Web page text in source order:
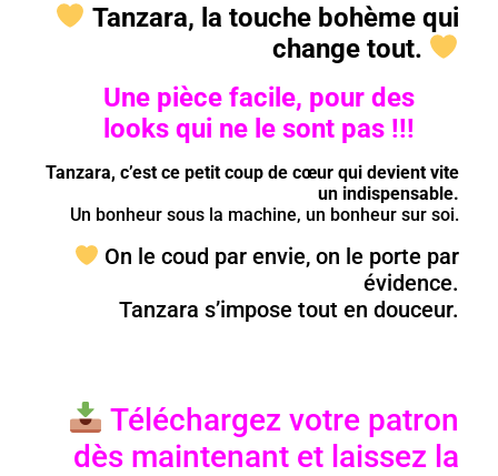
Tanzara, la touche bohème qui
change tout.
Une pièce facile, pour des
looks qui ne le sont pas !!!
Tanzara, c’est ce petit coup de cœur qui devient vite
un indispensable.
Un bonheur sous la machine, un bonheur sur soi.
On le coud par envie, on le porte par
évidence.
Tanzara s’impose tout en douceur.
Téléchargez votre patron
dès maintenant et laissez la